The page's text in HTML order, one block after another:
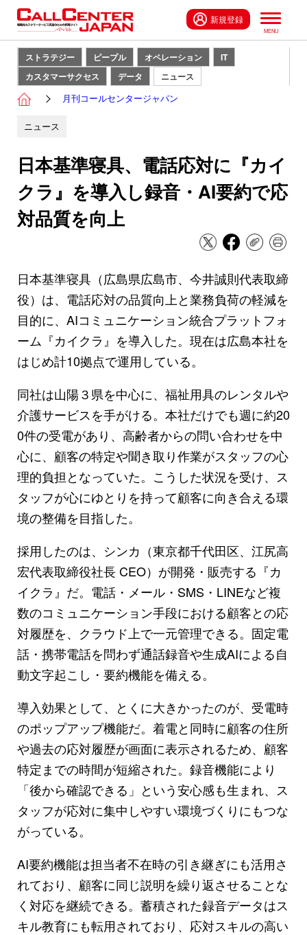
新規登録
ストラテジー ピープル オペレーション
IT
カスタマーサクセス
データ ニュース
月刊コールセンタージャパン
ニュース
日本基準寝具、電話応対に『カイ
クラ』を導入し録音・AI要約で応
対品質を向上
日本基準寝具（広島県広島市、今井誠則代表取締
役）は、電話応対の品質向上と業務負荷の軽減を
目的に、AIコミュニケーション統合プラットフォ
ーム『カイクラ』を導入した。現在は広島本社を
はじめ計10拠点で運用している。
同社は山陽３県を中心に、福祉用具のレンタルや
介護サービスを手がける。本社だけでも週に約20
0件の受電があり、高齢者からの問い合わせを中
心に、顧客の特定や聞き取り作業がスタッフの心
理的負担となっていた。こうした状況を受け、ス
タッフが心にゆとりを持って顧客に向き合える環
境の整備を目指した。
採用したのは、シンカ（東京都千代田区、江尻高
宏代表取締役社長 CEO）が開発・販売する『カ
イクラ』だ。電話・メール・SMS・LINEなど複
数のコミュニケーション手段における顧客との応
対履歴を、クラウド上で一元管理できる。固定電
話・携帯電話を問わず通話録音や生成AIによる自
動文字起こし・要約機能を備える。
導入効果として、とくに大きかったのが、受電時
のポップアップ機能だ。着電と同時に顧客の住所
や過去の応対履歴が画面に表示されるため、顧客
特定までの時間が短縮された。録音機能により
「後から確認できる」という安心感も生まれ、ス
タッフが応対に集中しやすい環境づくりにもつな
がっている。
AI要約機能は担当者不在時の引き継ぎにも活用さ
れており、顧客に同じ説明を繰り返させることな
く対応を継続できる。蓄積された録音データはス
キル教育にも転用されており、応対スキルの高い